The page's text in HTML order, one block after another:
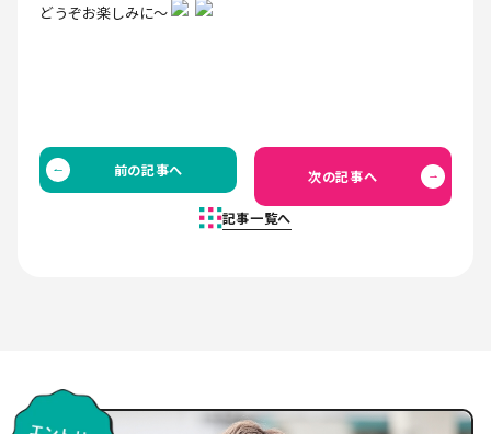
どうぞお楽しみに～
前の記事へ
記事一覧へ
次の記事へ